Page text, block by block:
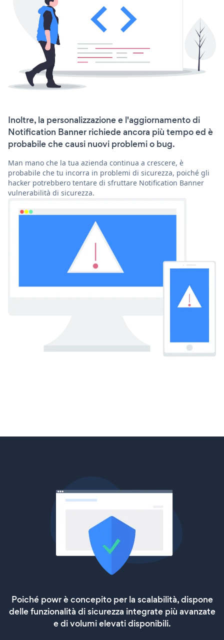
Inoltre, la personalizzazione e l'aggiornamento di
Notification Banner richiede ancora più tempo ed è
probabile che causi nuovi problemi o bug.
Man mano che la tua azienda continua a crescere, è
probabile che tu incorra in problemi di sicurezza, poiché gli
hacker potrebbero tentare di sfruttare Notification Banner
vulnerabilità di sicurezza.
Poiché powr è concepito per la scalabilità, dispone
delle funzionalità di sicurezza integrate più avanzate
e di volumi elevati disponibili.